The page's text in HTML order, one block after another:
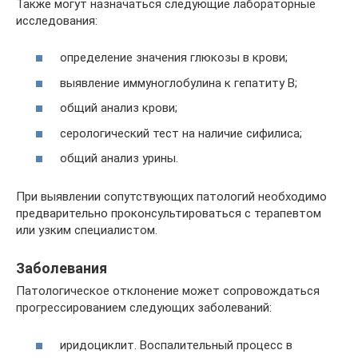
Также могут назначаться следующие лабораторные
исследования:
определение значения глюкозы в крови;
выявление иммуноглобулина к гепатиту В;
общий анализ крови;
серологический тест на наличие сифилиса;
общий анализ урины.
При выявлении сопутствующих патологий необходимо
предварительно проконсультироваться с терапевтом
или узким специалистом.
Заболевания
Патологическое отклонение может сопровождаться
прогрессированием следующих заболеваний:
иридоциклит. Воспалительный процесс в